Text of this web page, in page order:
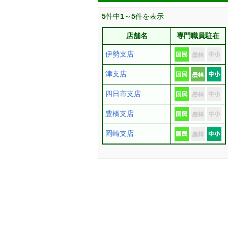
5件中1～5件を表示
店舗名 専門職員駐在
伊勢支店
津支店
四日市支店
豊橋支店
岡崎支店